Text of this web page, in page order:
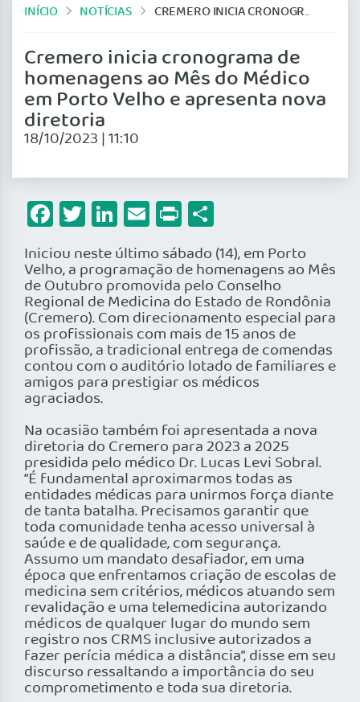
INÍCIO NOTÍCIAS CREMERO INICIA CRONOGRAMA DE HOMENAGENS AO MÊS DO MÉDICO EM PORTO VELHO E APRESENTA NOVA DIRETORIA
Cremero inicia cronograma de
homenagens ao Mês do Médico
em Porto Velho e apresenta nova
diretoria
18/10/2023 | 11:10
Facebook
Twitter
LinkedIn
Email
Print
Iniciou neste último sábado (14), em Porto
Velho, a programação de homenagens ao Mês
de Outubro promovida pelo Conselho
Regional de Medicina do Estado de Rondônia
(Cremero). Com direcionamento especial para
os profissionais com mais de 15 anos de
profissão, a tradicional entrega de comendas
contou com o auditório lotado de familiares e
amigos para prestigiar os médicos
agraciados.
Na ocasião também foi apresentada a nova
diretoria do Cremero para 2023 a 2025
presidida pelo médico Dr. Lucas Levi Sobral.
“É fundamental aproximarmos todas as
entidades médicas para unirmos força diante
de tanta batalha. Precisamos garantir que
toda comunidade tenha acesso universal à
saúde e de qualidade, com segurança.
Assumo um mandato desafiador, em uma
época que enfrentamos criação de escolas de
medicina sem critérios, médicos atuando sem
revalidação e uma telemedicina autorizando
médicos de qualquer lugar do mundo sem
registro nos CRMS inclusive autorizados a
fazer perícia médica a distância”, disse em seu
discurso ressaltando a importância do seu
comprometimento e toda sua diretoria.